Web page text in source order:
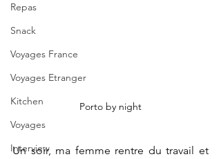
Repas
Snack
Voyages France
Voyages Etranger
Kitchen
Voyages
Interview
Porto by night
Un soir, ma femme rentre du travail et